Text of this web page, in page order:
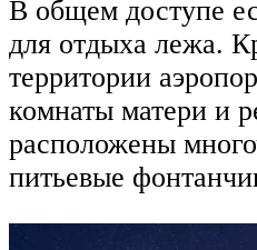
В общем доступе
для отдыха лежа.
территории
комнаты матери и
расположены
питьевые